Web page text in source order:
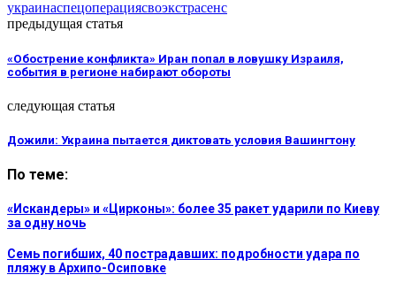
украинаспецоперациясвоэкстрасенс
предыдущая статья
«Обострение конфликта» Иран попал в ловушку Израиля,
события в регионе набирают обороты
следующая статья
Дожили: Украина пытается диктовать условия Вашингтону
По теме:
«Искандеры» и «Цирконы»: более 35 ракет ударили по Киеву
за одну ночь
Семь погибших, 40 пострадавших: подробности удара по
пляжу в Архипо-Осиповке